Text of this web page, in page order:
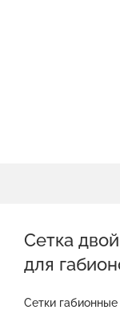
Сетка
для
Сетки